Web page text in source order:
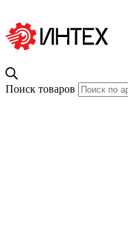
Поиск товаров